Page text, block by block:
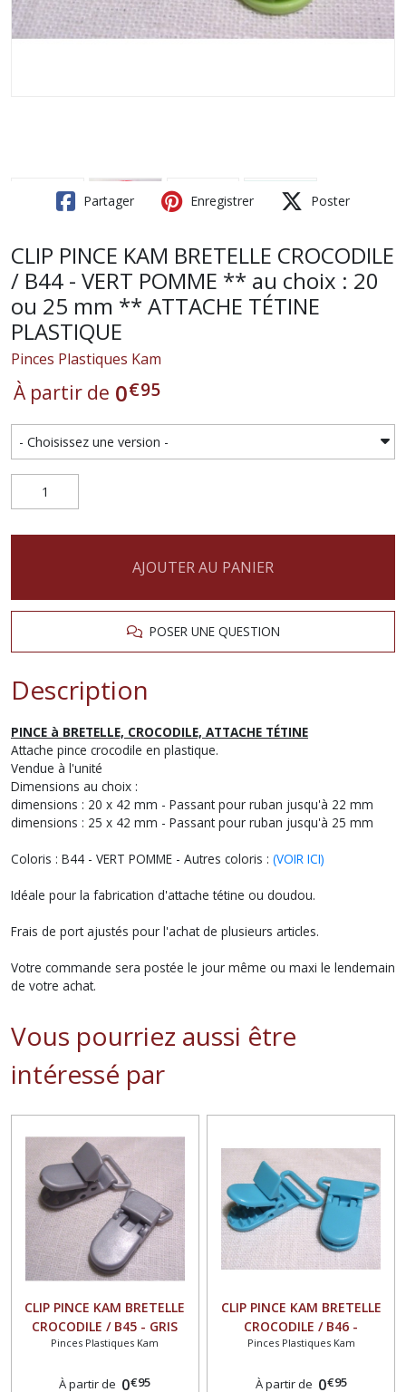
Partager Enregistrer Poster
CLIP PINCE KAM BRETELLE CROCODILE
/ B44 - VERT POMME ** au choix : 20
ou 25 mm ** ATTACHE TÉTINE
PLASTIQUE
Pinces Plastiques Kam
À partir de 0€95
AJOUTER AU PANIER
POSER UNE QUESTION
Description
PINCE à BRETELLE, CROCODILE, ATTACHE TÉTINE
Attache pince crocodile en plastique.
Vendue à l'unité
Dimensions au choix :
dimensions : 20 x 42 mm - Passant pour ruban jusqu'à 22 mm
dimensions : 25 x 42 mm - Passant pour ruban jusqu'à 25 mm
Coloris : B44 - VERT POMME - Autres coloris : (VOIR ICI)
Idéale pour la fabrication d'attache tétine ou doudou.
Frais de port ajustés pour l'achat de plusieurs articles.
Votre commande sera postée le jour même ou maxi le lendemain
de votre achat.
Vous pourriez aussi être
intéressé par
CLIP PINCE KAM BRETELLE
CROCODILE / B45 - GRIS
ARGENT ** au choix : 20 ou
PLASTIQUE
Pinces Plastiques Kam
À partir de 0€95
CLIP PINCE KAM BRETELLE
CROCODILE / B46 -
TURQUOISE ** au choix : 20
TÉTINE PLASTIQUE
Pinces Plastiques Kam
À partir de 0€95